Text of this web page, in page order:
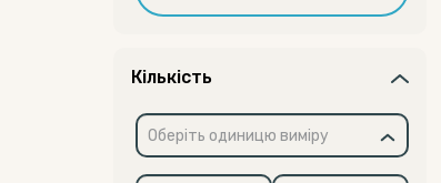
Кількість
Оберіть одиницю виміру